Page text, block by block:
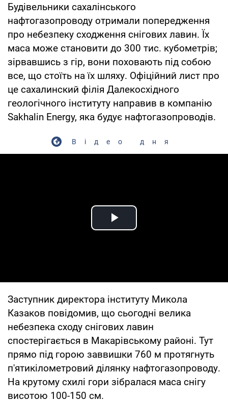
Будівельники сахалінського
нафтогазопроводу отримали попередження
про небезпеку сходження снігових лавин. Їх
маса може становити до 300 тис. кубометрів;
зірвавшись з гір, вони поховають під собою
все, що стоїть на їх шляху. Офіційний лист про
це сахалинский філія Далекосхідного
геологічного інституту направив в компанію
Sakhalin Energy, яка будує нафтогазопроводів.
Відео дня
Play Video
Заступник директора інституту Микола
Казаков повідомив, що сьогодні велика
небезпека сходу снігових лавин
спостерігається в Макарівському районі. Тут
прямо під горою заввишки 760 м протягнуть
п'ятикілометровий ділянку нафтогазопроводу.
На крутому схилі гори зібралася маса снігу
висотою 100-150 см.